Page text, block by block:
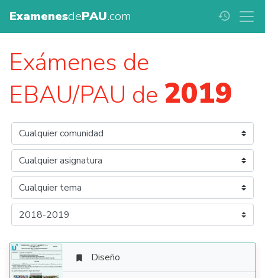
ExamenesdePAU.com history
Exámenes de
EBAU/PAU de 2019
 Diseño